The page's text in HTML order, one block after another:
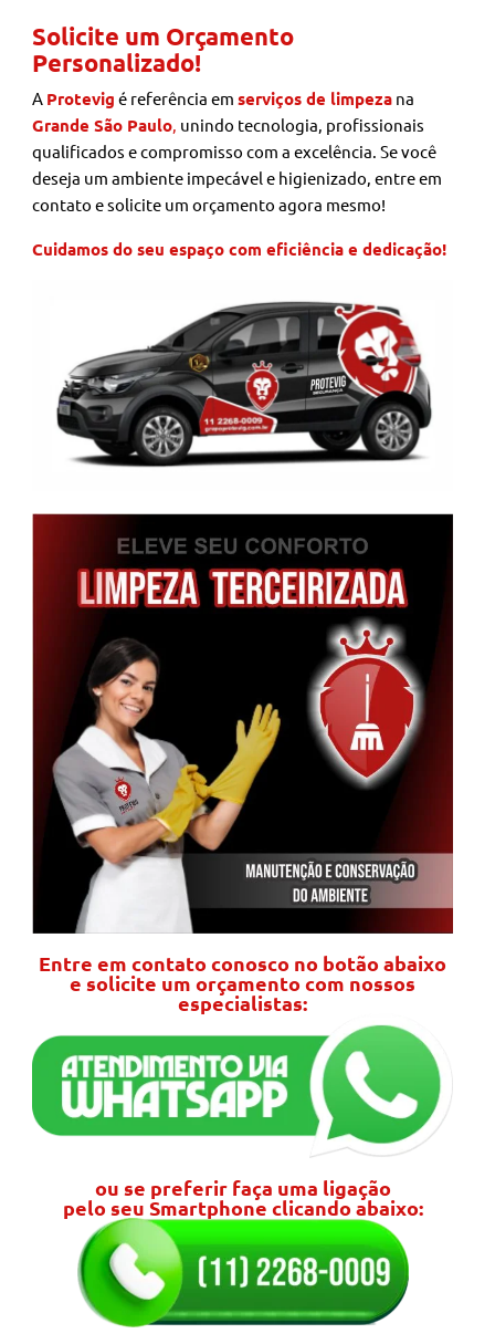
Solicite um Orçamento
Personalizado!
A Protevig é referência emserviços de limpeza na
Grande São Paulo unindo tecnologia, profissionais
qualificados e compromisso com a excelência. Se você
deseja um ambiente impecável e higienizado, entre em
contato e solicite um orçamento agora mesmo!
Cuidamos do seu espaço com eficiência e dedicação!
Entre em contato conosco no botão abaixo
e solicite um orçamento com nossos
especialistas:
ou se preferir faça uma ligação
pelo seu Smartphone clicando abaixo: